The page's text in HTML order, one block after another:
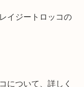
イジートロッコの
について、詳しく